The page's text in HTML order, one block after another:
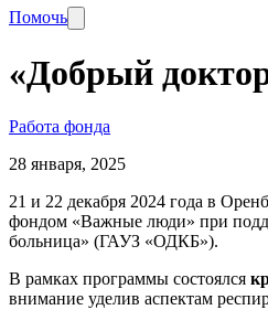
Помочь
«Добрый
Работа фонда
28 января, 2025
21 и 22 декабря 2024 года в
фондом «Важные люди» при
больница» (ГАУЗ «ОДКБ»).
В рамках программы состоялся
внимание уделив аспектам